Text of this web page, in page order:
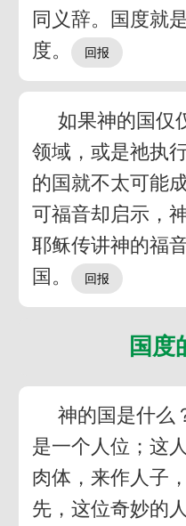
同义辞。国度就
度。
如果神的国仅
领域，或是祂执
的国就不太可能
可福音却启示，
耶稣传讲神的福
国。
国度
神的国是什么
是一个人位；这
肉体，来作人子
先，这位奇妙的